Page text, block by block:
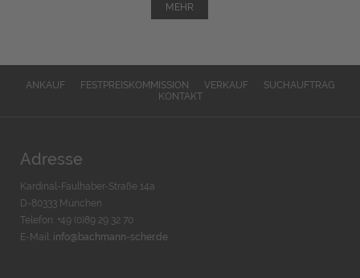
MEHR
ANKAUF FESTPREISKOMMISSION VERKAUF
SUCHAUFTRAG
KONTAKT
Adresse
Kardinal-Faulhaber-Straße 14a
D-80333 München
Telefon: +49 (0)89 29 32 70
E-Mail: info@bachmann-scher.de